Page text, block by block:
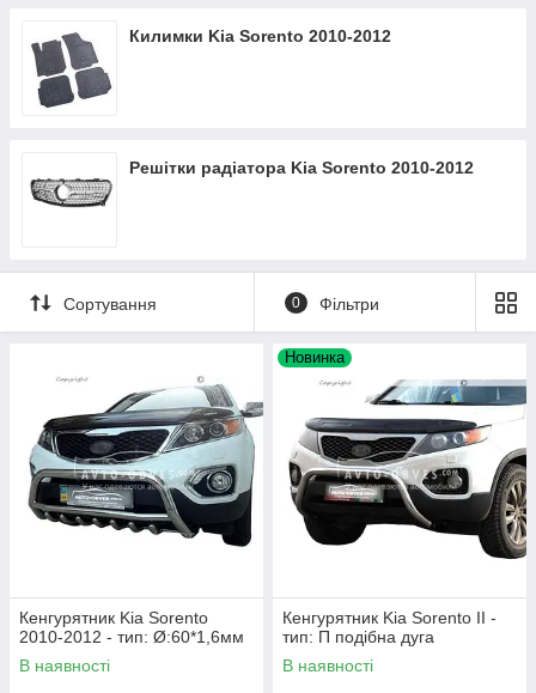
Килимки Kia Sorento 2010-2012
Решітки радіатора Kia Sorento 2010-2012
Сортування 0 Фільтри
Кенгурятник Kia Sorento
2010-2012 - тип: Ø:60*1,6мм
В наявності
Новинка
Кенгурятник Kia Sorento II -
тип: П подібна дуга
В наявності